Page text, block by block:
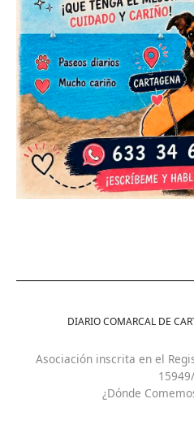
DIARIO COMARCAL DE
Asociación inscrita en el
¿Dónde